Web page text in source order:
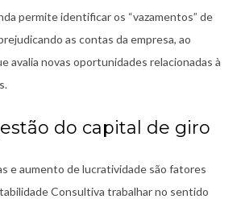
permite identificar os “vazamentos” de
as contas da empresa, ao
avalia novas oportunidades relacionadas à
do capital de giro
e aumento de lucratividade são fatores
Consultiva trabalhar no sentido